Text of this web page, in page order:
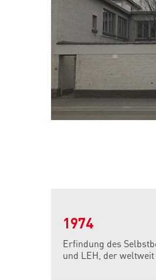
1974
Erfindung des
und LEH, der